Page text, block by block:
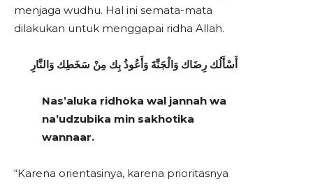
menjaga wudhu. Hal ini semata-mata
dilakukan untuk menggapai ridha Allah.
أَسْأَلُك رِضَاك وَالْجَنَّةَ وَأَعُوذُ بِك مِنْ سَخَطِك وَالنَّارِ
Nas’aluka ridhoka wal jannah wa
na’udzubika min sakhotika
wannaar.
“Karena orientasinya, karena prioritasnya